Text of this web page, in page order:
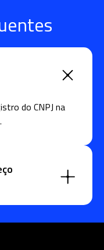
do CNPJ na